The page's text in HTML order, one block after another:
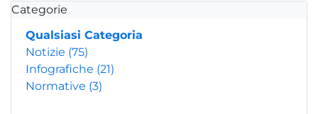
Categorie
Qualsiasi Categoria
Notizie (75)
Infografiche (21)
Normative (3)